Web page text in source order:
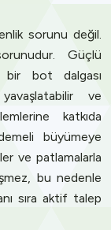
sorunu değil.
Güçlü
bir bot dalgası
ve
katkıda
büyümeye
ve patlamalarla
bu nedenle
sıra aktif talep